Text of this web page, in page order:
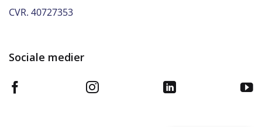
CVR. 40727353
Sociale medier